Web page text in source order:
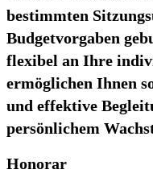
bestimmten
Budgetvorgaben
flexibel an Ihre
ermöglichen Ihnen
und effektive
persönlichem
Honorar